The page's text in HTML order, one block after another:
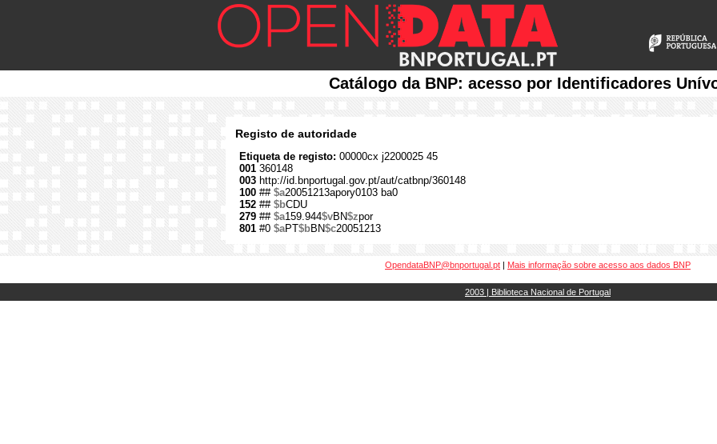
Catálogo da BNP: acesso por Identificadores
Registo de autoridade
Etiqueta de registo: 00000cx j2200025 45
001 360148
003 http://id.bnportugal.gov.pt/aut/catbnp/360148
100 ## $a20051213apory0103 ba0
152 ## $bCDU
279 ## $a159.944$vBN$zpor
801 #0 $aPT$bBN$c20051213
OpendataBNP@bnportugal.pt | Mais informação sobre acesso aos dados BNP
2003 | Biblioteca Nacional de Portugal